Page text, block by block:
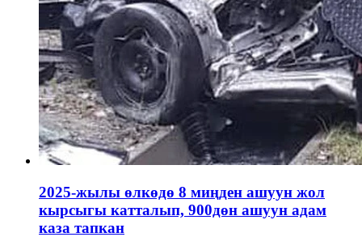
2025-жылы өлкөдө 8 миңден ашуун жол
кырсыгы катталып, 900дөн ашуун адам
каза тапкан